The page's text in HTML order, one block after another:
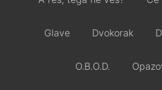
Glave Dvokorak
O.B.O.D.